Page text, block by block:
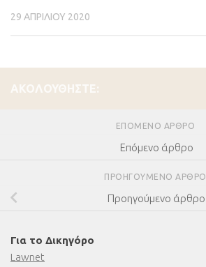
29 ΑΠΡΙΛΊΟΥ 2020
ΑΚΟΛΟΥΘΉΣΤΕ:
ΕΠΌΜΕΝΟ ΆΡΘΡΟ
Επόμενο άρθρο
ΠΡΟΗΓΟΎΜΕΝΟ ΆΡΘΡΟ
Προηγούμενο άρθρο
Για το Δικηγόρο
Lawnet